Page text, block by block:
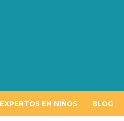
EXPERTOS EN NIÑOS BLOG